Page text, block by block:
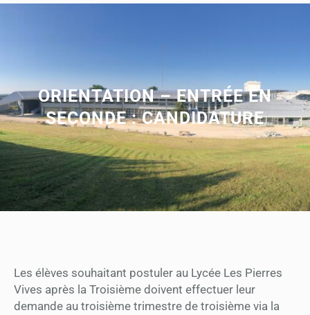
ORIENTATION – ENTRÉE EN
SECONDE : CANDIDATURE
Les élèves souhaitant postuler au Lycée Les Pierres
Vives après la Troisième doivent effectuer leur
demande au troisième trimestre de troisième via la